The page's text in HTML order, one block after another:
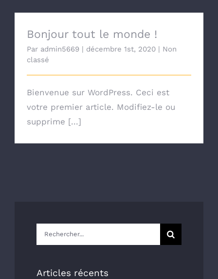
Bonjour tout le monde !
Par admin5669 | décembre 1st, 2020 | Non
classé
Bienvenue sur WordPress. Ceci est
votre premier article. Modifiez-le ou
supprime [...]
Rechercher:
Articles récents